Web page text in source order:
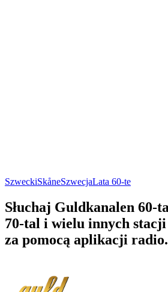
SzweckiSkåneSzwecjaLata 60-te
Słuchaj Guldkanalen 60-
70-tal i wielu innych stacji
za pomocą aplikacji